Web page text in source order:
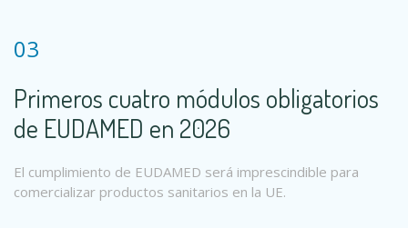
03
Primeros cuatro módulos obligatorios
de EUDAMED en 2026
El cumplimiento de EUDAMED será imprescindible para
comercializar productos sanitarios en la UE.